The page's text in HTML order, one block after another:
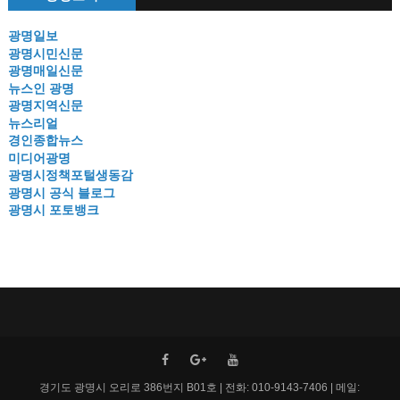
광명일보
광명시민신문
광명매일신문
뉴스인 광명
광명지역신문
뉴스리얼
경인종합뉴스
미디어광명
광명시정책포털생동감
광명시 공식 블로그
광명시 포토뱅크
경기도 광명시 오리로 386번지 B01호 | 전화: 010-9143-7406 | 메일: